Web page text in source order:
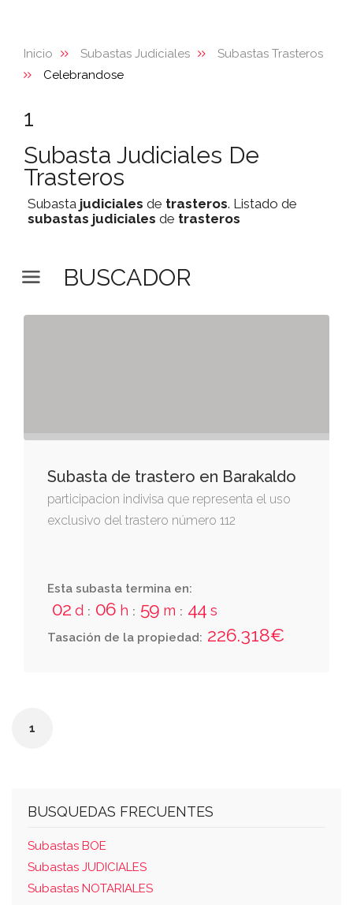
Inicio Subastas Judiciales
Subastas Trasteros
Celebrandose
1
Subasta Judiciales De
Trasteros
Subasta judiciales de trasteros. Listado de
subastas judiciales de trasteros
BUSCADOR
Subasta de trastero en Barakaldo
participacion indivisa que representa el uso
exclusivo del trastero número 112
Esta subasta termina en:
02 d : 06 h : 59 m : 44 s
Tasación de la propiedad: 226.318€
1
BUSQUEDAS FRECUENTES
Subastas BOE
Subastas JUDICIALES
Subastas NOTARIALES